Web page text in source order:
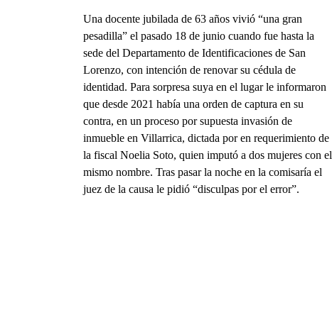
Una docente jubilada de 63 años vivió “una gran
pesadilla” el pasado 18 de junio cuando fue hasta la
sede del Departamento de Identificaciones de San
Lorenzo, con intención de renovar su cédula de
identidad. Para sorpresa suya en el lugar le informaron
que desde 2021 había una orden de captura en su
contra, en un proceso por supuesta invasión de
inmueble en Villarrica, dictada por en requerimiento de
la fiscal Noelia Soto, quien imputó a dos mujeres con el
mismo nombre. Tras pasar la noche en la comisaría el
juez de la causa le pidió “disculpas por el error”.